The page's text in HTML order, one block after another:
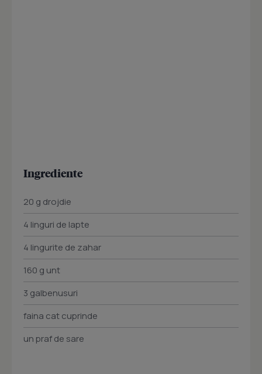
Ingrediente
20 g drojdie
4 linguri de lapte
4 lingurite de zahar
160 g unt
3 galbenusuri
faina cat cuprinde
un praf de sare